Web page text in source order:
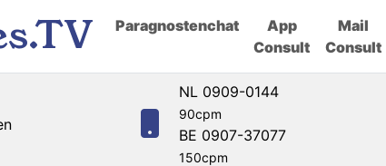
Paragnostenchat
App
Consult
Mail
Consult
NL 0909-0144
90cpm
BE 0907-37077
150cpm